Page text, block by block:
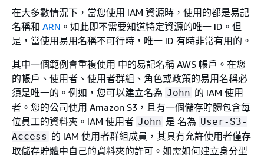
在大多數情況下，當您使用 IAM 資源時，使用的都是易記
名稱和 ARN 。如此即不需要知道特定資源的唯一 ID。但
是，當使用易用名稱不可行時，唯一 ID 有時非常有用的。
其中一個範例會重複使用 中的易記名稱 AWS 帳戶。在您
的帳戶、使用者、使用者群組、角色或政策的易用名稱必
須是唯一的。例如，您可以建立名為 John 的 IAM 使用
者。您的公司使用 Amazon S3，且有一個儲存貯體包含每
位員工的資料夾。IAM 使用者 John 是 名為 User-S3-
Access 的 IAM 使用者群組成員，其具有允許使用者僅存
取儲存貯體中自己的資料夾的許可。如需如何建立身分型